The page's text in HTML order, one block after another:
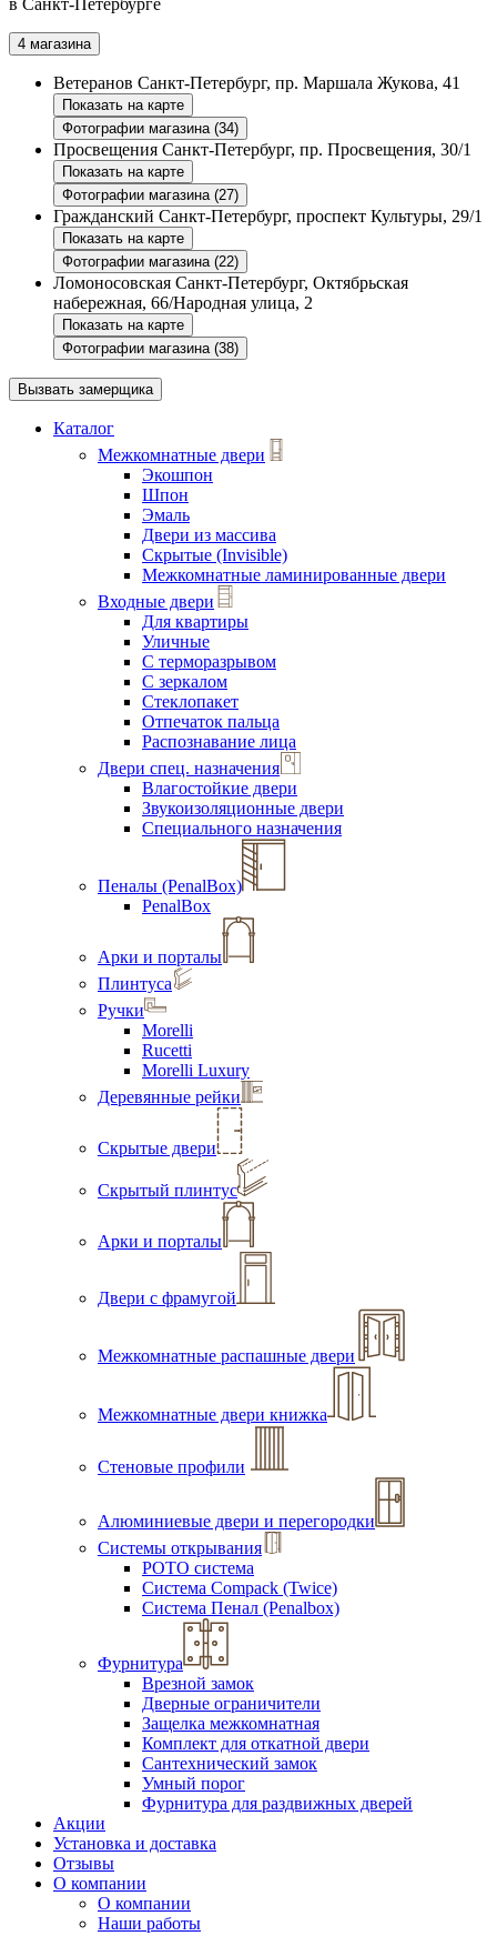
в Санкт-Петербурге
4 магазина
Ветеранов Санкт-Петербург, пр. Маршала Жукова, 41
Показать на карте
Фотографии магазина (34)
Просвещения Санкт-Петербург, пр. Просвещения, 30/1
Показать на карте
Фотографии магазина (27)
Гражданский Санкт-Петербург, проспект Культуры, 29/1
Показать на карте
Фотографии магазина (22)
Ломоносовская Санкт-Петербург, Октябрьская
набережная, 66/Народная улица, 2
Показать на карте
Фотографии магазина (38)
Вызвать замерщика
Каталог
Межкомнатные двери
Экошпон
Шпон
Эмаль
Двери из массива
Скрытые (Invisible)
Межкомнатные ламинированные двери
Входные двери
Для квартиры
Уличные
С терморазрывом
С зеркалом
Стеклопакет
Отпечаток пальца
Распознавание лица
Двери спец. назначения
Влагостойкие двери
Звукоизоляционные двери
Специального назначения
Пеналы (PenalBox)
PenalBox
Арки и порталы
Плинтуса
Ручки
Morelli
Rucetti
Morelli Luxury
Деревянные рейки
Скрытые двери
Скрытый плинтус
Арки и порталы
Двери с фрамугой
Межкомнатные распашные двери
Межкомнатные двери книжка
Стеновые профили
Алюминиевые двери и перегородки
Системы открывания
РОТО система
Система Compack (Twice)
Система Пенал (Penalbox)
Фурнитура
Врезной замок
Дверные ограничители
Защелка межкомнатная
Комплект для откатной двери
Сантехнический замок
Умный порог
Фурнитура для раздвижных дверей
Акции
Установка и доставка
Отзывы
О компании
О компании
Наши работы